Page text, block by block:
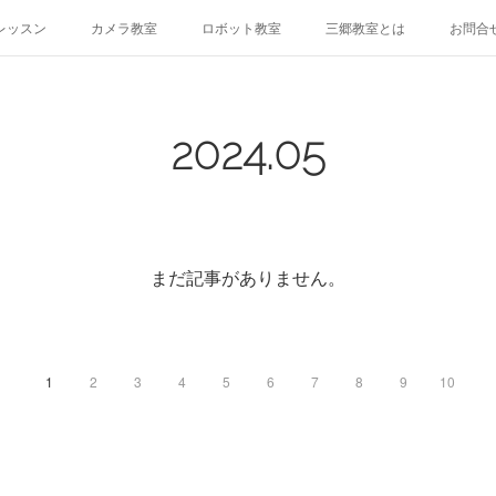
ッスン カメラ教室 ロボット教室 三郷教室とは お問合
2024.05
まだ記事がありません。
1 2 3 4 5 6 7 8 9 10